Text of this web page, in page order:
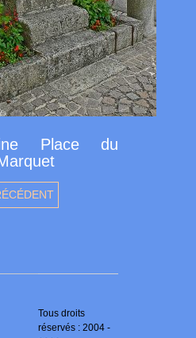
Place du
Tous droits
réservés : 2004 -